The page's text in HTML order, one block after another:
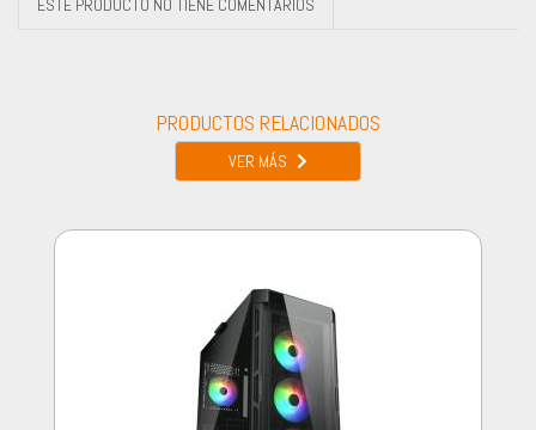
ESTE PRODUCTO NO TIENE COMENTARIOS
PRODUCTOS RELACIONADOS
VER MÁS